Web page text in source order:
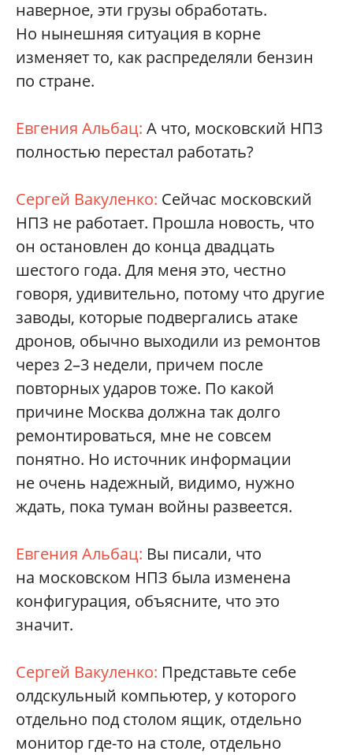
наверное, эти грузы обработать.
Но нынешняя ситуация в корне
изменяет то, как распределяли бензин
по стране.
Евгения Альбац: А что, московский НПЗ
полностью перестал работать?
Сергей Вакуленко: Сейчас московский
НПЗ не работает. Прошла новость, что
он остановлен до конца двадцать
шестого года. Для меня это, честно
говоря, удивительно, потому что другие
заводы, которые подвергались атаке
дронов, обычно выходили из ремонтов
через 2–3 недели, причем после
повторных ударов тоже. По какой
причине Москва должна так долго
ремонтироваться, мне не совсем
понятно. Но источник информации
не очень надежный, видимо, нужно
ждать, пока туман войны развеется.
Евгения Альбац: Вы писали, что
на московском НПЗ была изменена
конфигурация, объясните, что это
значит.
Сергей Вакуленко: Представьте себе
олдскульный компьютер, у которого
отдельно под столом ящик, отдельно
монитор где-то на столе, отдельно